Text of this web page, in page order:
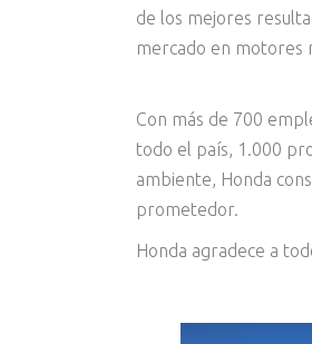
de los mejores
mercado en motores
Con más de 700
todo el país, 1.000
ambiente, Honda
prometedor.
Honda agradece a